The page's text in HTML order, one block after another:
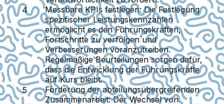
Messbare KPIs festlegen:Die Festlegung
spezifischer Leistungskennzahlen
ermöglicht es den Führungskräften,
Fortschritte zu verfolgen und
Verbesserungen voranzutreiben.
Regelmäßige Beurteilungen sorgen dafür,
dass die Entwicklung der Führungskräfte
auf Kurs bleibt.
Förderung der abteilungsübergreifenden
Zusammenarbeit:Der Wechsel von